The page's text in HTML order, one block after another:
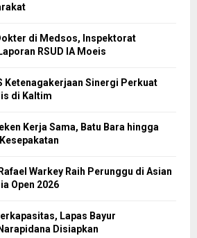
di Medsos, Inspektorat
RSUD IA Moeis
Ketenagakerjaan Sinergi Perkuat
di Kaltim
Kerja Sama, Batu Bara hingga
Warkey Raih Perunggu di Asian
Open 2026
Lapas Bayur
Disiapkan